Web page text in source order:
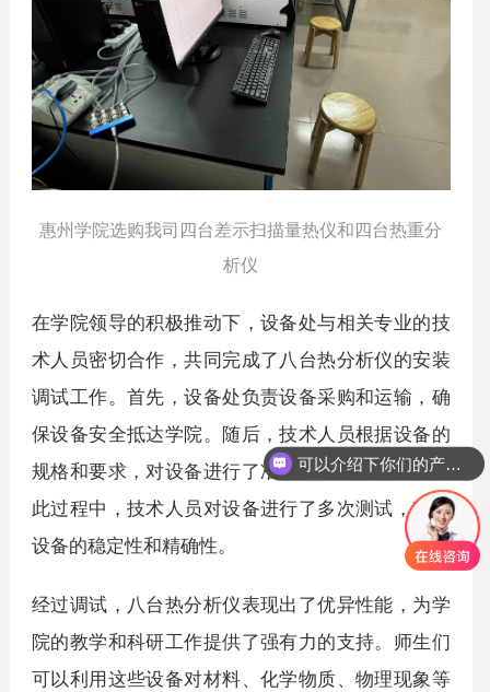
惠州学院选购我司四台差示扫描量热仪和四台热重分
析仪
在学院领导的积极推动下，设备处与相关专业的技
术人员密切合作，共同完成了八台热分析仪的安装
调试工作。首先，设备处负责设备采购和运输，确
保设备安全抵达学院。随后，技术人员根据设备的
规格和要求，对设备进行了准确的安装和调试。在
此过程中，技术人员对设备进行了多次测试，确保
设备的稳定性和精确性。
经过调试，八台热分析仪表现出了优异性能，为学
院的教学和科研工作提供了强有力的支持。师生们
可以利用这些设备对材料、化学物质、物理现象等
可以介绍下你们的产品么？